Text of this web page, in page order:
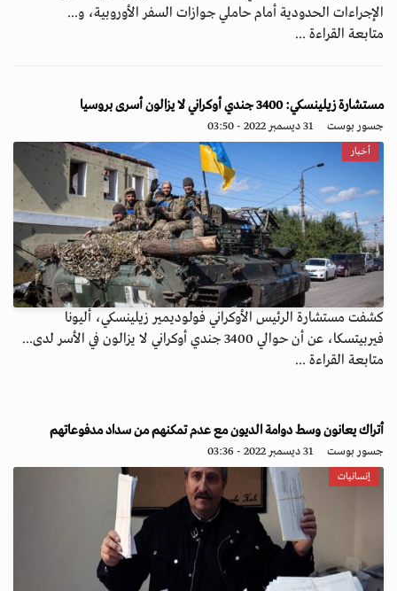
الإجراءات الحدودية أمام حاملي جوازات السفر الأوروبية، و...
متابعة القراءة ...
مستشارة زيلينسكي: 3400 جندي أوكراني لا يزالون أسرى بروسيا
جسور بوست 31 ديسمبر 2022 - 03:50
أخبار
كشفت مستشارة الرئيس الأوكراني فولوديمير زيلينسكي، أليونا
فيربيتسكا، عن أن حوالي 3400 جندي أوكراني لا يزالون في الأسر لدى...
متابعة القراءة ...
أتراك يعانون وسط دوامة الديون مع عدم تمكنهم من سداد مدفوعاتهم
جسور بوست 31 ديسمبر 2022 - 03:36
إنسانيات